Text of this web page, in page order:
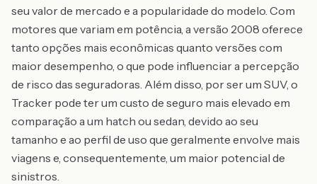
seu valor de mercado e a popularidade do modelo. Com
motores que variam em potência, a versão 2008 oferece
tanto opções mais econômicas quanto versões com
maior desempenho, o que pode influenciar a percepção
de risco das seguradoras. Além disso, por ser um SUV, o
Tracker pode ter um custo de seguro mais elevado em
comparação a um hatch ou sedan, devido ao seu
tamanho e ao perfil de uso que geralmente envolve mais
viagens e, consequentemente, um maior potencial de
sinistros.